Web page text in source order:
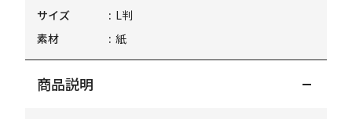
サイズ
L判
素材
紙
商品説明